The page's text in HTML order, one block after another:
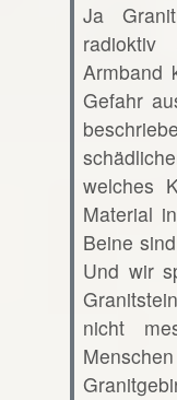
Ja
Armband
Gefahr
welches
Material
Beine
Und wir
nicht